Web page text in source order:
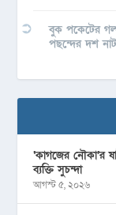
বুক পকেটের
পছন্দের দশ
‘কাগজের নৌকা’র
ব্যক্তি সুচন্দা
আগস্ট ৫, ২০২৬